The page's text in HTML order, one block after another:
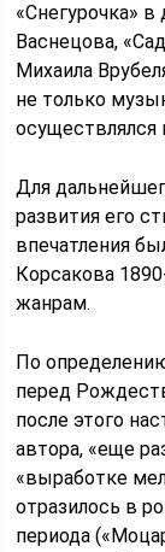
«Снегурочка»
Васнецова,
Михаила
не только
осуществлялся
Для
развития его
впечатления
Корсакова
жанрам.
По
перед
после этого
автора, «еще
«выработке
отразилось в
периода